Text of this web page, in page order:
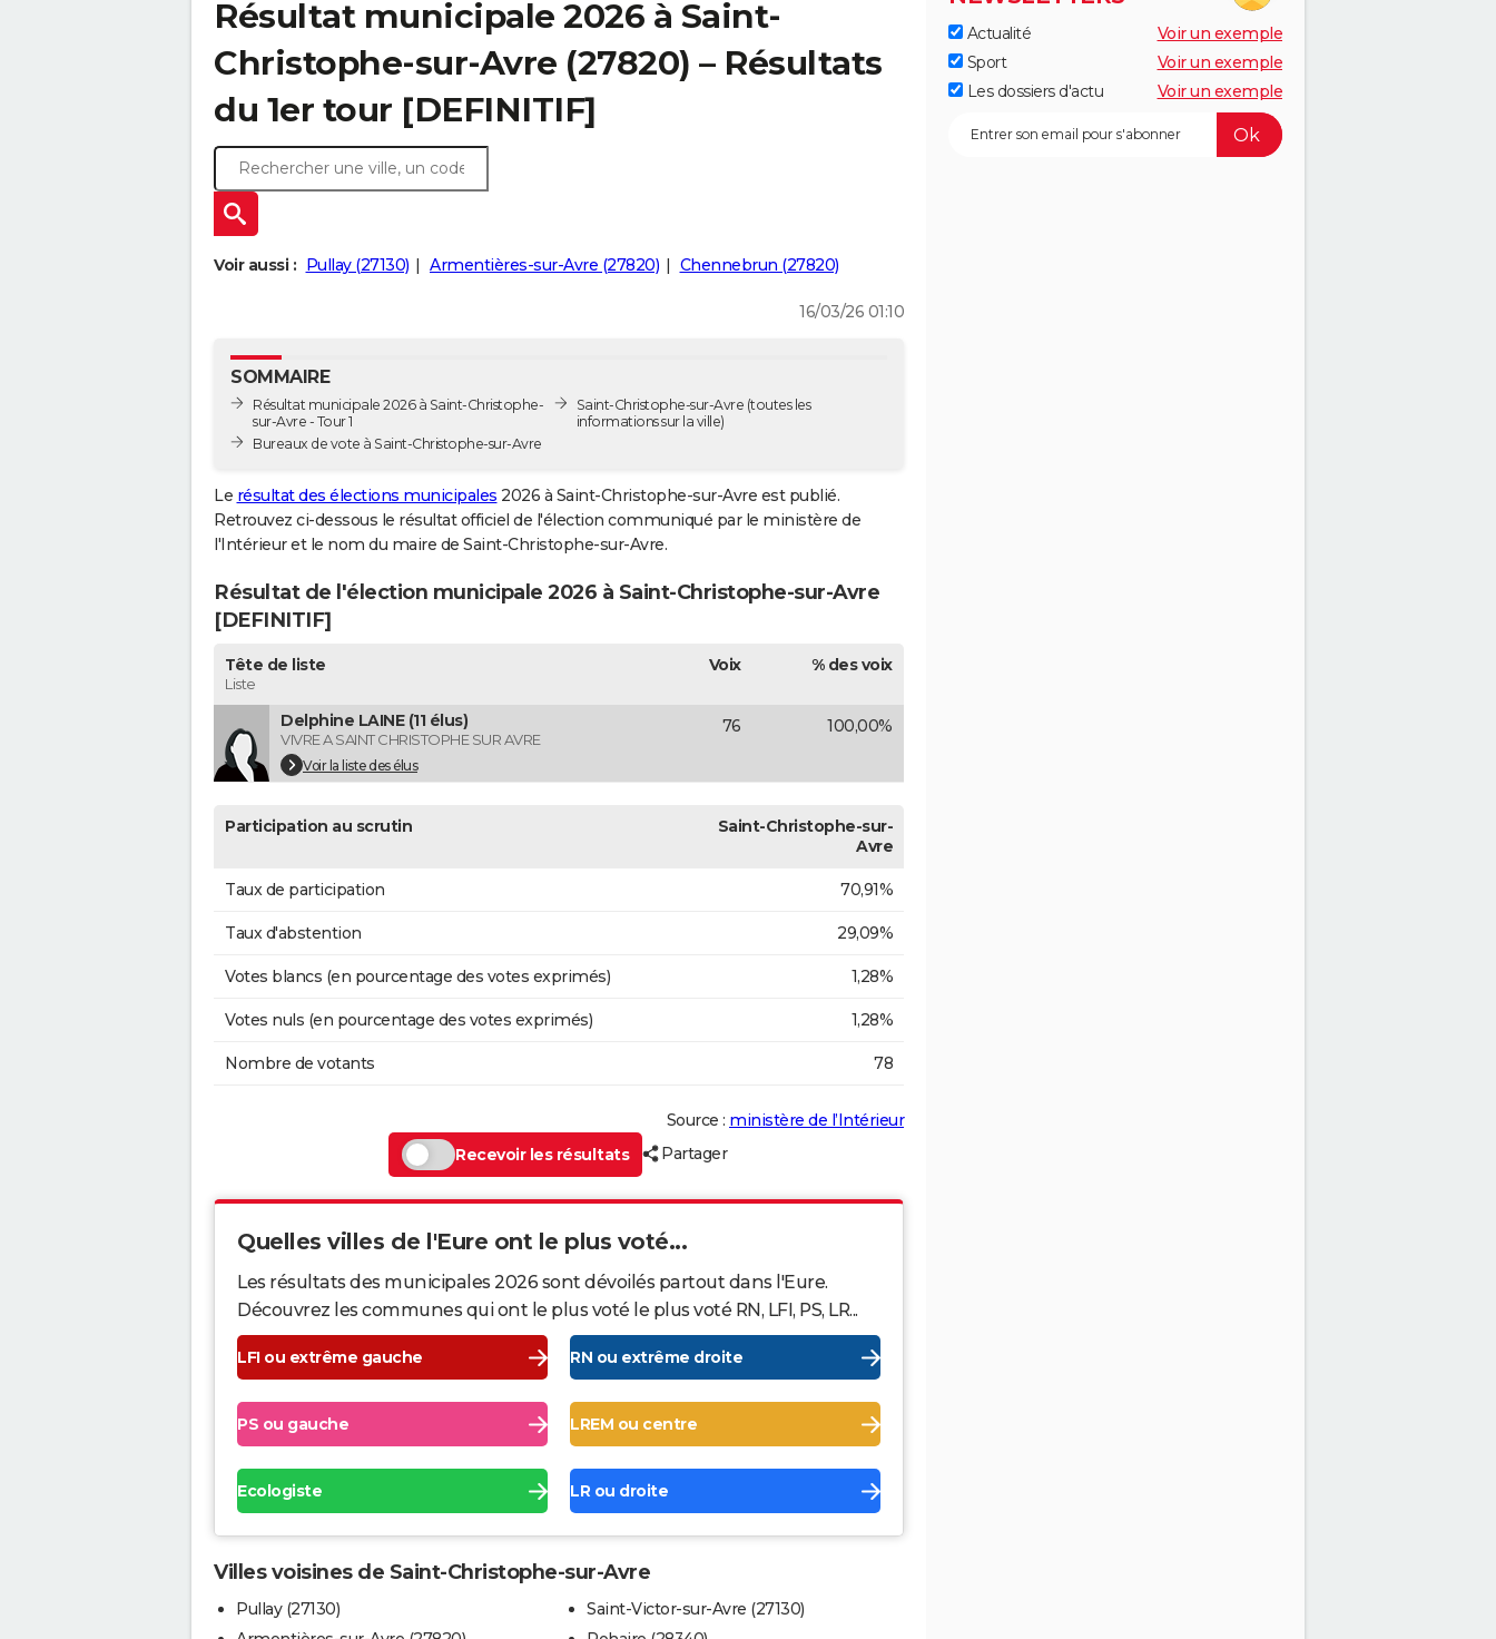
Résultat municipale 2026 à Saint-
Christophe-sur-Avre (27820) – Résultats
du 1er tour [DEFINITIF]
Voir aussi : Pullay (27130) Armentières-sur-Avre (27820) Chennebrun (27820)
16/03/26 01:10
SOMMAIRE
Résultat municipale 2026 à Saint-Christophe-
sur-Avre - Tour 1
Bureaux de vote à Saint-Christophe-sur-Avre
Saint-Christophe-sur-Avre (toutes les
informations sur la ville)
Le résultat des élections municipales 2026 à Saint-Christophe-sur-Avre est publié.
Retrouvez ci-dessous le résultat officiel de l'élection communiqué par le ministère de
l'Intérieur et le nom du maire de Saint-Christophe-sur-Avre.
Résultat de l'élection municipale 2026 à Saint-Christophe-sur-Avre
[DEFINITIF]
Tête de liste
Liste
Voix % des voix
Delphine LAINE (11 élus)
VIVRE A SAINT CHRISTOPHE SUR AVRE
Voir la liste des élus
76 100,00%
Participation au scrutin
Saint-Christophe-sur-
Avre
Taux de participation 70,91%
Taux d'abstention 29,09%
Votes blancs (en pourcentage des votes exprimés) 1,28%
Votes nuls (en pourcentage des votes exprimés) 1,28%
Nombre de votants 78
Source : ministère de l’Intérieur
Recevoir les résultats
Partager
Quelles villes de l'Eure ont le plus voté...
Les résultats des municipales 2026 sont dévoilés partout dans l'Eure.
Découvrez les communes qui ont le plus voté le plus voté RN, LFI, PS, LR...
LFI ou extrême gauche RN ou extrême droite
PS ou gauche LREM ou centre
Ecologiste LR ou droite
Villes voisines de Saint-Christophe-sur-Avre
Pullay (27130)
Saint-Victor-sur-Avre (27130)
Actualité
Voir un exemple
Sport
Voir un exemple
Les dossiers d'actu
Voir un exemple